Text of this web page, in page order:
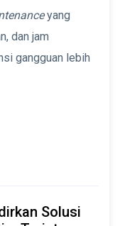
yang
dan jam
gangguan lebih
Solusi